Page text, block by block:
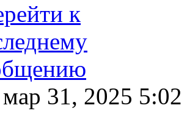
31, 2025 5:02